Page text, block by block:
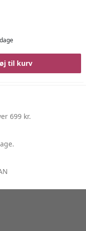
til kurv
699 kr.